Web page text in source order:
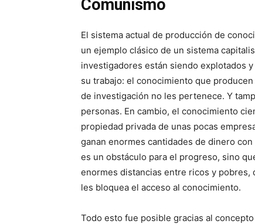
Comunismo
El sistema actual de producción de
un ejemplo clásico de un sistema
investigadores están siendo explotados
su trabajo: el conocimiento que
de investigación no les pertenece. Y
personas. En cambio, el conocimiento
propiedad privada de unas pocas
ganan enormes cantidades de dinero
es un obstáculo para el progreso, sino
enormes distancias entre ricos y pobres,
les bloquea el acceso al conocimiento.
Todo esto fue posible gracias al